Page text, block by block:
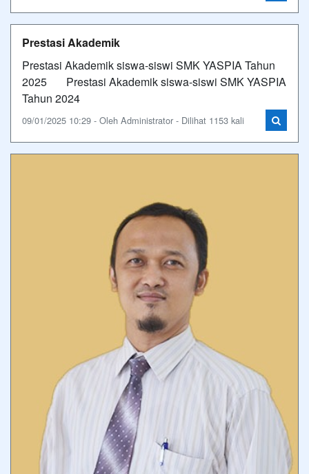
Prestasi Akademik
Prestasi Akademik siswa-siswi SMK YASPIA Tahun
2025 Prestasi Akademik siswa-siswi SMK YASPIA
Tahun 2024
09/01/2025 10:29 - Oleh Administrator - Dilihat 1153 kali